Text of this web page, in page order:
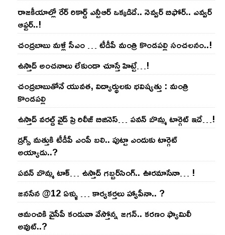
రాజ‌కీయాల్లో రేర్ రికార్డ్ ఎన్టీఆర్ ఒక్క‌డిదే.. నెవ్వ‌ర్ బిఫోర్‌.. ఎవ్వ‌ర్
ఆఫ్ట‌ర్‌..!
చంద్ర‌బాబు మ‌ళ్లీ సీఎం … టీడీపీ మంత్రి కొండ‌ప‌ల్లి సంచ‌ల‌నం..!
ఉస్తాద్ అంచ‌నాలు లేకుండా చూస్తే హిట్టే…!
చంద్ర‌బాబుతోనే యువ‌త‌, విద్యార్థుల‌కు భ‌విష్య‌త్తు : మంత్రి
కొండ‌ప‌ల్లి
ఉస్తాద్ వ‌ర‌ల్డ్ వైడ్ ప్రి రిలీజ్ బిజినెస్‌… ప‌వ‌న్ బొమ్మ టార్గెట్ ఇదే…!
డ్రగ్స్ మత్తుకి టీడీపీ ఎంపీ బలి.. పుట్టా ఎందుకు టార్గెట్
అయ్యాడు..?
ప‌వ‌న్ బొమ్మ టాక్‌… ఉస్తాద్ గ‌బ్బ‌ర్‌సింగ్‌.. ఊర‌మాసేనా… !
జనసేన @12 ఏళ్ళు … కార్యకర్తలు హ్యాపీనా.. ?
ఆమంచికి వైసీపీ కండువా వేస్తోన్న జ‌గ‌న్‌.. క‌ర‌ణం ఫ్యామిలీ
అవుట్‌..?